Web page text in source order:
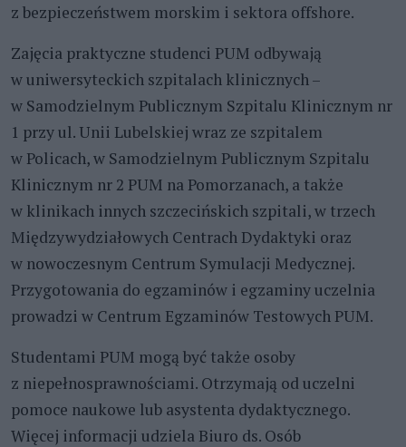
z bezpieczeństwem morskim i sektora offshore.
Zajęcia praktyczne studenci PUM odbywają
w uniwersyteckich szpitalach klinicznych –
w Samodzielnym Publicznym Szpitalu Klinicznym nr
1 przy ul. Unii Lubelskiej wraz ze szpitalem
w Policach, w Samodzielnym Publicznym Szpitalu
Klinicznym nr 2 PUM na Pomorzanach, a także
w klinikach innych szczecińskich szpitali, w trzech
Międzywydziałowych Centrach Dydaktyki oraz
w nowoczesnym Centrum Symulacji Medycznej.
Przygotowania do egzaminów i egzaminy uczelnia
prowadzi w Centrum Egzaminów Testowych PUM.
Studentami PUM mogą być także osoby
z niepełnosprawnościami. Otrzymają od uczelni
pomoce naukowe lub asystenta dydaktycznego.
Więcej informacji udziela Biuro ds. Osób